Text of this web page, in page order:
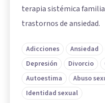
terapia sistémica
trastornos de ansiedad.
Adicciones Ansiedad
Depresión
Divorcio
Autoestima
Abuso
Identidad sexual